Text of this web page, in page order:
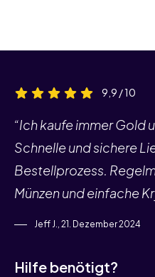
9,9 / 10
“Ich kaufe immer Gold
Schnelle und sichere
Bestellprozess.
Münzen und einfache
Jeff J., 21. Dezember 2024
Hilfe benötigt?